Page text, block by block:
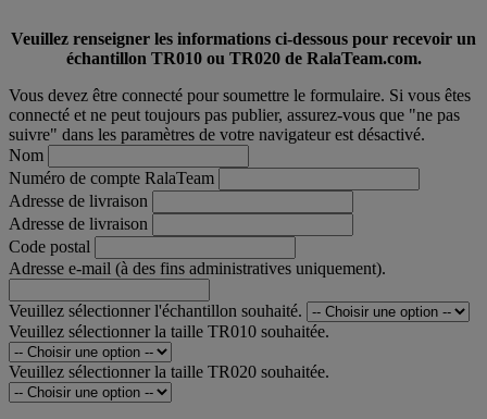
Veuillez renseigner les informations ci-dessous pour recevoir un
échantillon TR010 ou TR020 de RalaTeam.com.
Vous devez être connecté pour soumettre le formulaire. Si vous êtes
connecté et ne peut toujours pas publier, assurez-vous que "ne pas
suivre" dans les paramètres de votre navigateur est désactivé.
Nom
Numéro de compte RalaTeam
Adresse de livraison
Adresse de livraison
Code postal
Adresse e-mail (à des fins administratives uniquement).
Veuillez sélectionner l'échantillon souhaité.
Veuillez sélectionner la taille TR010 souhaitée.
Veuillez sélectionner la taille TR020 souhaitée.